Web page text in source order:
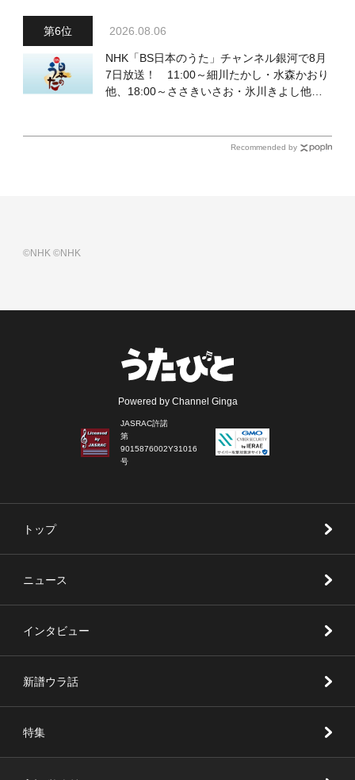
2026.08.06
NHK「BS日本のうた」チャンネル銀河で8月
7日放送！ 11:00～細川たかし・水森かおり
他、18:00～ささきいさお・氷川きよし他登
Recommended by
©NHK©NHK
Powered by Channel Ginga
JASRAC許諾
第
9015876002Y31016
号
トップ
ニュース
インタビュー
新譜ウラ話
特集